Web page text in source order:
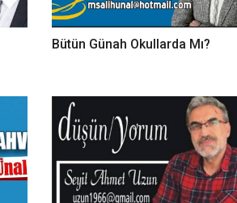
Bütün Günah Okullarda Mı?